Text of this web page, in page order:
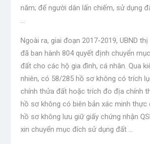
năm; để người dân lấn chiếm, sử dụng
…
Ngoài ra, giai đoạn 2017-2019, UBND
đã ban hành 804 quyết định chuyển
đất cho các hộ gia đình, cá nhân. Qua
nhiên, có 58/285 hồ sơ không có trích
chính thửa đất hoặc trích đo địa chính
hồ sơ không có biên bản xác minh thực
hồ sơ không lưu giữ giấy chứng nhận
xin chuyển mục đích sử dụng đất …